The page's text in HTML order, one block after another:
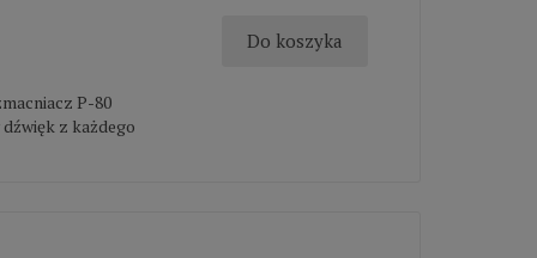
P-80
z każdego
Do koszyka